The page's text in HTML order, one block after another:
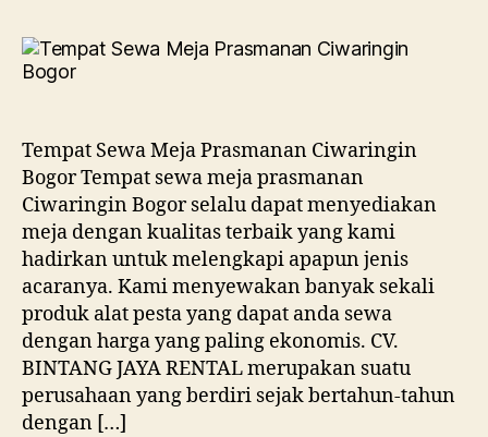
Meja
Prasmanan
Tempat Sewa Meja Prasmanan Ciwaringin
Bogor Tempat sewa meja prasmanan
Ciwaringin Bogor selalu dapat menyediakan
meja dengan kualitas terbaik yang kami
hadirkan untuk melengkapi apapun jenis
acaranya. Kami menyewakan banyak sekali
produk alat pesta yang dapat anda sewa
dengan harga yang paling ekonomis. CV.
BINTANG JAYA RENTAL merupakan suatu
perusahaan yang berdiri sejak bertahun-tahun
dengan […]